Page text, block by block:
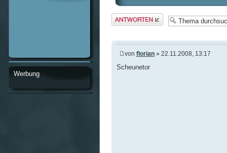
Antwort
erstellen
von florian » 22.11.2008, 13:17
Scheunetor
Werbung